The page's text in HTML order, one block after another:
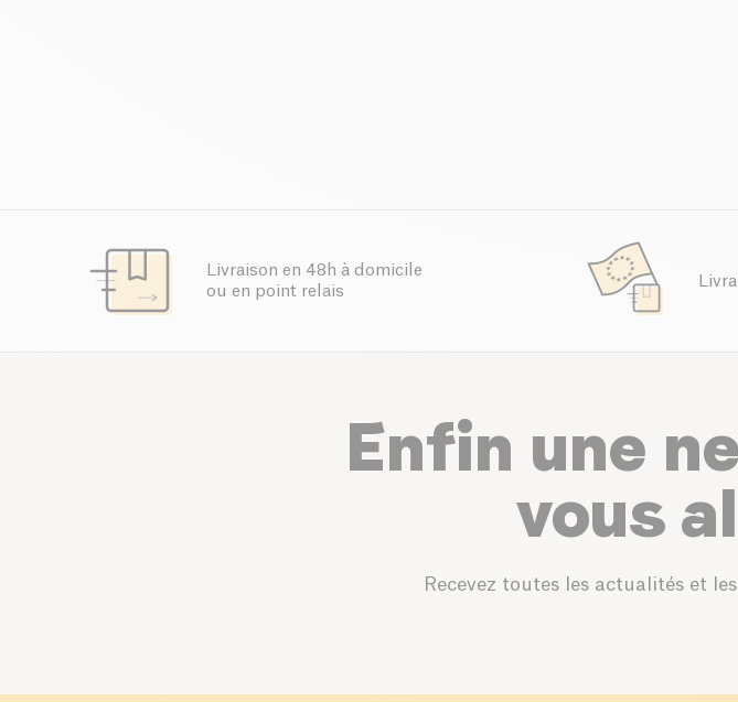
Livraison en 48h à domicile
ou en point relais
Enfin une
vous
Recevez toutes les actualités et